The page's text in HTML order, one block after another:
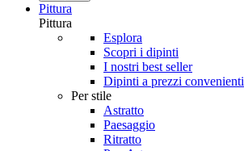
Pittura
Pittura
Esplora
Scopri i dipinti
I nostri best seller
Dipinti a prezzi convenienti
Per stile
Astratto
Paesaggio
Ritratto